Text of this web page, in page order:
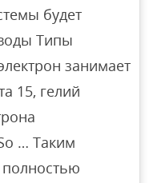
будет
Типы
занимает
15, гелий
… Таким